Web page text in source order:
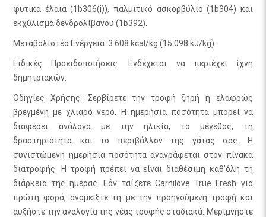
φυτικά έλαια (1b306(i)), παλμιτικό ασκορβύλιο (1b304) και
εκχύλισμα δενδρολίβανου (1b392).
Μεταβολιστέα Ενέργεια: 3.608 kcal/kg (15.098 kJ/kg).
Ειδικές Προειδοποιήσεις: Ενδέχεται να περιέχει ίχνη
δημητριακών.
Οδηγίες Χρήσης: Σερβίρετε την τροφή ξηρή ή ελαφρώς
βρεγμένη με χλιαρό νερό. Η ημερήσια ποσότητα μπορεί να
διαφέρει ανάλογα με την ηλικία, το μέγεθος, τη
δραστηριότητα και το περιβάλλον της γάτας σας. Η
συνιστώμενη ημερήσια ποσότητα αναγράφεται στον πίνακα
διατροφής. Η τροφή πρέπει να είναι διαθέσιμη καθ’όλη τη
διάρκεια της ημέρας. Εάν ταΐζετε Carnilove True Fresh για
πρώτη φορά, αναμείξτε τη με την προηγούμενη τροφή και
αυξήστε την αναλογία της νέας τροφής σταδιακά. Μεριμνήστε